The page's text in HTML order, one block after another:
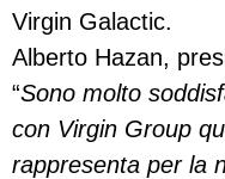
Virgin Galactic.
Alberto Hazan,
“Sono molto
con Virgin Group
rappresenta per la